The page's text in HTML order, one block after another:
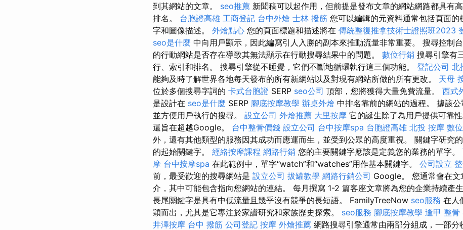
到其網站的文章。 seo推薦 新聞稿可以起作用，但前提是發布文章的網站網路都具有
排名。 台胞證高雄 工商登記 台中外燴 士林 撥筋 您可以編輯的元資料通常包括頁面的
字和圖像描述。 外燴點心 您的頁面標題和描述將在 傳統整復推拿技術士證照班2023
seo是什麼 中向用戶顯示，因此編寫引人入勝的副本來推動流量非常重要。 搜尋控制
的行動網站是否存在導致其無法顯示在行動搜尋結果中的問題。 數位行銷 搜尋引擎有
行、索引和排名。 搜尋引擎從不睡覺，它們不斷地循環執行這三個功能。 登記公司 北
能夠及時了解世界各地每天發布的所有新網站以及對現有網站所做的所有更改。 天母
位於多個搜尋字詞的 卡式台胞證 SERP seo公司 頂部，您將獲得大量免費流量。 西式
是設計在 seo是什麼 SERP 腳底按摩教學 辦桌外燴 中排名靠前的網站的過程。 據該
並方便用戶執行的搜尋。 設立公司 外燴推薦 大里按摩 它的誕生除了為用戶提供可靠
還旨在超越Google。 台中整骨價錢 設立公司 台中按摩spa 台胞證高雄 北投 按摩 數
外，還有其他類型的服務因其成功而應運而生，並受到公眾的高度重視。 關鍵字研究
的起始關鍵字。 經絡按摩課程 網路行銷 您的主要關鍵字應該是定義您的業務的單字。
摩 台中按摩spa 在此範例中，單字“watch”和“watches”用作基本關鍵字。 公司設立
前，最受歡迎的搜尋網站是 設立公司 拔罐教學 網路行銷公司 Google。 您通常會在文
介，其中可能包含指向您網站的連結。 每月撰寫 1-2 篇客座文章將為您的企業持續產生
長尾關鍵字是具有中低流量且幾乎沒有競爭的長短語。 FamilyTreeNow seo服務 在人
穎而出，尤其是它專注於家譜研究和家族歷史探索。 seo服務 腳底按摩教學 逢甲 整骨
井澤按摩 台中 撥筋 公司登記 按摩 外燴推薦 網路搜尋引擎通常由兩部分組成，一部分